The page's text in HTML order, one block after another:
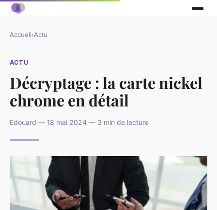
Accueil›Actu
ACTU
Décryptage : la carte nickel
chrome en détail
Edouard — 18 mai 2024 — 3 min de lecture